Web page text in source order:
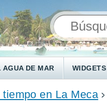
AGUA DE MAR
en La Meca